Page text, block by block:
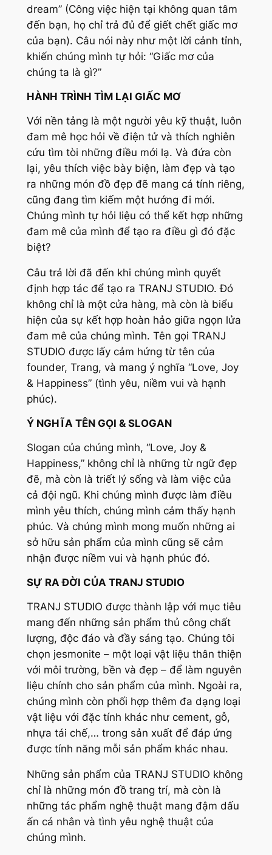
dream” (Công việc hiện tại không quan tâm
đến bạn, họ chỉ trả đủ để giết chết giấc mơ
của bạn). Câu nói này như một lời cảnh tỉnh,
khiến chúng mình tự hỏi: “Giấc mơ của
chúng ta là gì?”
HÀNH TRÌNH TÌM LẠI GIẤC MƠ
Với nền tảng là một người yêu kỹ thuật, luôn
đam mê học hỏi về điện tử và thích nghiên
cứu tìm tòi những điều mới lạ. Và đứa còn
lại, yêu thích việc bày biện, làm đẹp và tạo
ra những món đồ đẹp đẽ mang cá tính riêng,
cũng đang tìm kiếm một hướng đi mới.
Chúng mình tự hỏi liệu có thể kết hợp những
đam mê của mình để tạo ra điều gì đó đặc
biệt?
Câu trả lời đã đến khi chúng mình quyết
định hợp tác để tạo ra TRANJ STUDIO. Đó
không chỉ là một cửa hàng, mà còn là biểu
hiện của sự kết hợp hoàn hảo giữa ngọn lửa
đam mê của chúng mình. Tên gọi TRANJ
STUDIO được lấy cảm hứng từ tên của
founder, Trang, và mang ý nghĩa “Love, Joy
& Happiness” (tình yêu, niềm vui và hạnh
phúc).
Ý NGHĨA TÊN GỌI & SLOGAN
Slogan của chúng mình, “Love, Joy &
Happiness,” không chỉ là những từ ngữ đẹp
đẽ, mà còn là triết lý sống và làm việc của
cả đội ngũ. Khi chúng mình được làm điều
mình yêu thích, chúng mình cảm thấy hạnh
phúc. Và chúng mình mong muốn những ai
sở hữu sản phẩm của mình cũng sẽ cảm
nhận được niềm vui và hạnh phúc đó.
SỰ RA ĐỜI CỦA TRANJ STUDIO
TRANJ STUDIO được thành lập với mục tiêu
mang đến những sản phẩm thủ công chất
lượng, độc đáo và đầy sáng tạo. Chúng tôi
chọn jesmonite – một loại vật liệu thân thiện
với môi trường, bền và đẹp – để làm nguyên
liệu chính cho sản phẩm của mình. Ngoài ra,
chúng mình còn phối hợp thêm đa dạng loại
vật liệu với đặc tính khác như cement, gỗ,
nhựa tái chế,… trong sản xuất để đáp ứng
được tính năng mỗi sản phẩm khác nhau.
Những sản phẩm của TRANJ STUDIO không
chỉ là những món đồ trang trí, mà còn là
những tác phẩm nghệ thuật mang đậm dấu
ấn cá nhân và tình yêu nghệ thuật của
chúng mình.